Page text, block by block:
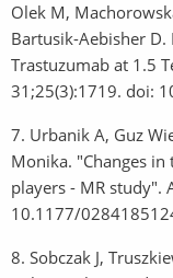
Olek M,
Bartusik-Aebisher D.
Trastuzumab at 1.5
31;25(3):1719. doi:
7. Urbanik A, Guz
Monika. "Changes
players - MR study".
10.1177/
8. Sobczak J,